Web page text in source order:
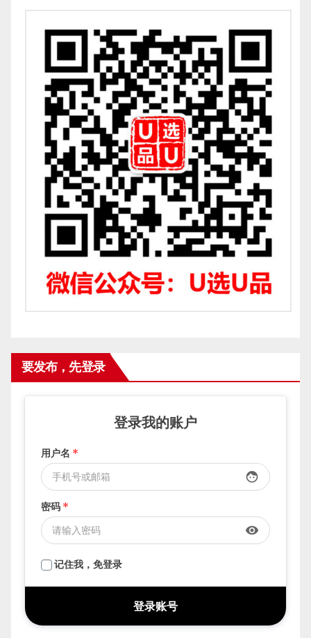
要发布，先登录
登录我的账户
用户名 *
face
密码 *
visibility
记住我，免登录